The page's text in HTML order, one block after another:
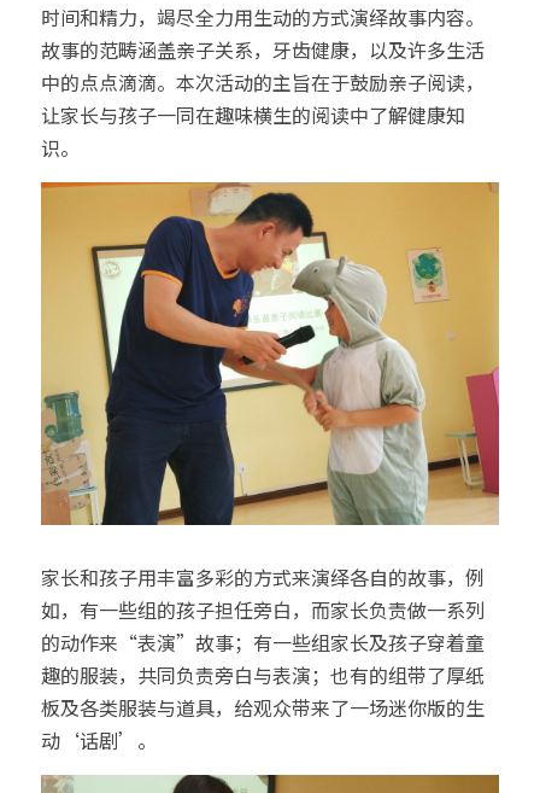
时间和精力，竭尽全力用生动的方式演绎故事内容。
故事的范畴涵盖亲子关系，牙齿健康，以及许多生活
中的点点滴滴。本次活动的主旨在于鼓励亲子阅读，
让家长与孩子一同在趣味横生的阅读中了解健康知
识。
家长和孩子用丰富多彩的方式来演绎各自的故事，例
如，有一些组的孩子担任旁白，而家长负责做一系列
的动作来“表演”故事；有一些组家长及孩子穿着童
趣的服装，共同负责旁白与表演；也有的组带了厚纸
板及各类服装与道具，给观众带来了一场迷你版的生
动‘话剧’。